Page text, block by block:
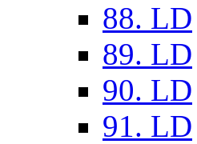
88. LD
89. LD
90. LD
91. LD